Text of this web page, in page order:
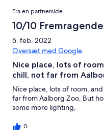
24
anmeldelser
24
anmeldelser
24
anmeldelser
Dårligt.
alt
24
anmeldelser
Forfærdeligt.
alt
24
anmeldelser
Anmeldelser
Fra en partnerside
10/10 Fremragende
5. feb. 2022
Oversæt med Google
Nice place, lots of
chill, not far from
Nice place, lots of room,
far from Aalborg Zoo, But
some more lighting,
0